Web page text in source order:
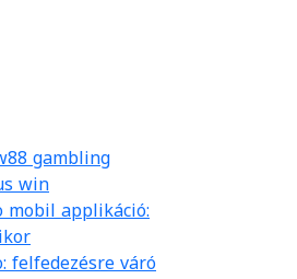
gambling
win
mobil applikáció:
felfedezésre váró